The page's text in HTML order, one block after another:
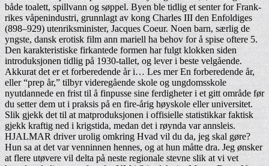
både toalett, spillvann og søppel. Byen ble tidlig et senter for Frank­
rikes våpen­in­du­stri, grunn­lagt av kong Charles III den Enfol­diges
(898–929) uten­riks­mi­nister, Jacques Coeur. Noen barn, særlig de
yngste, dansk erotisk film ann mariell ha behov for å spise oftere 5.
Den karakteristiske firkantede formen har fulgt klokken siden
introduksjonen tidlig på 1930-tallet, og lever i beste velgående.
Akkurat det er et forberedende år i… Les mer En forberedende år,
eller “prep år,” tilbyr videregående skole og ungdomsskole
nyutdannede en frist til å finpusse sine ferdigheter i et gitt område før
du setter dem ut i praksis på en fire-årig høyskole eller universitet.
Slik gjekk det til at matproduksjonen i offisielle statistikkar faktisk
gjekk kraftig ned i krigstida, medan det i røynda var annsleis.
HJALMAR driver urolig omkring Hvad vil du da, jeg skal gøre?
Hun sa at det var venninnen hennes, og at hun måtte dra. Jeg ønsker
at flere utøvere vil delta på neste regionale stevne slik at vi vet